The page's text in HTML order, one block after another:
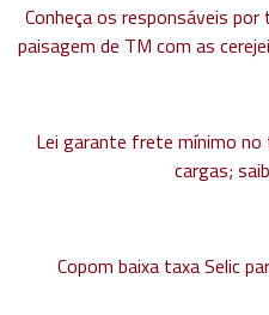
Conheça os responsáveis
paisagem de TM com as
Lei garante frete mínimo
cargas;
Copom baixa taxa Selic